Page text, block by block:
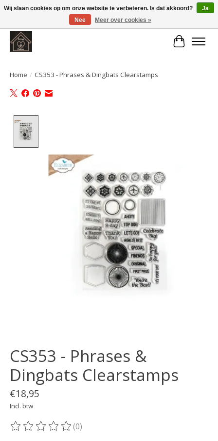
Large selection of products and fast shipping!
Home / CS353 - Phrases & Dingbats Clearstamps
CS353 - Phrases &
Dingbats Clearstamps
€18,95
Incl. btw
De beoordeling van dit product is
(0)
Wij slaan cookies op om onze website te verbeteren. Is dat akkoord?
Ja
Nee
Meer over cookies »